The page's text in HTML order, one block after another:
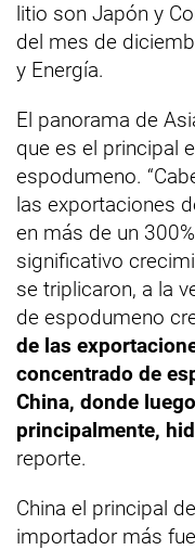
litio son Japón y
del mes de
y Energía.
El panorama de
que es el principal
espodumeno.
las exportaciones
en más de un
significativo
se triplicaron, a la
de espodumeno
de las
concentrado de
China, donde
principalmente,
reporte.
China el principal
importador más